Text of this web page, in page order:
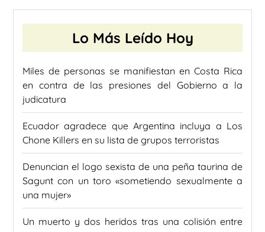
Lo Más Leído Hoy
Miles de personas se manifiestan en Costa Rica
en contra de las presiones del Gobierno a la
judicatura
Ecuador agradece que Argentina incluya a Los
Chone Killers en su lista de grupos terroristas
Denuncian el logo sexista de una peña taurina de
Sagunt con un toro «sometiendo sexualmente a
una mujer»
Un muerto y dos heridos tras una colisión entre